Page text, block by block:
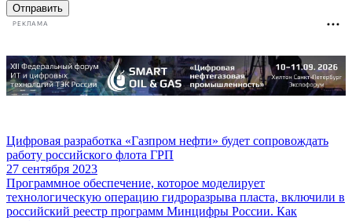
Отправить
РЕКЛАМА
Цифровая разработка «Газпром нефти» будет сопровождать
работу российского флота ГРП
27 сентября 2023
Программное обеспечение, которое моделирует
технологическую операцию гидроразрыва пласта, включили в
российский реестр программ Минцифры России. Как